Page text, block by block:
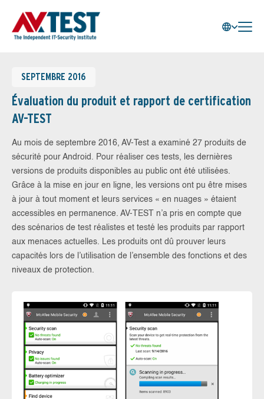
SEPTEMBRE 2016
Évaluation du produit et rapport de certification
AV-TEST
Au mois de septembre 2016, AV-Test a examiné 27 produits de
sécurité pour Android. Pour réaliser ces tests, les dernières
versions de produits disponibles au public ont été utilisées.
Grâce à la mise en jour en ligne, les versions ont pu être mises
à jour à tout moment et leurs services « en nuages » étaient
accessibles en permanence. AV-TEST n’a pris en compte que
des scénarios de test réalistes et testé les produits par rapport
aux menaces actuelles. Les produits ont dû prouver leurs
capacités lors de l’utilisation de l’ensemble des fonctions et des
niveaux de protection.